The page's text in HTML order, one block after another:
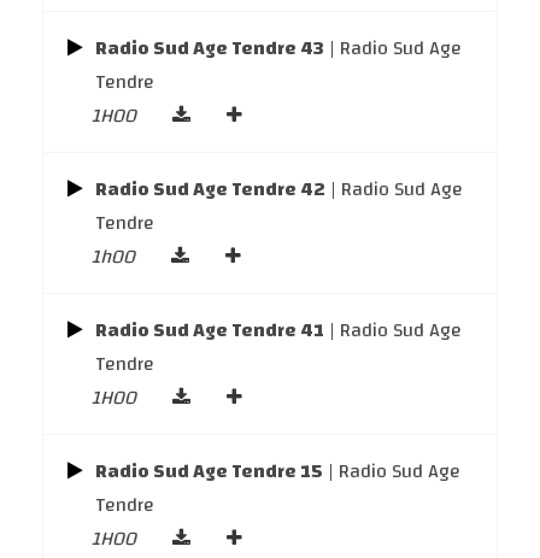
Radio Sud Age Tendre 43 | Radio Sud Age
Tendre
1H00
Radio Sud Age Tendre 42 | Radio Sud Age
Tendre
1h00
Radio Sud Age Tendre 41 | Radio Sud Age
Tendre
1H00
Radio Sud Age Tendre 15 | Radio Sud Age
Tendre
1H00